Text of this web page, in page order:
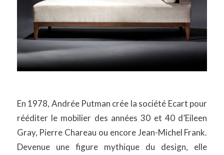
En 1978, Andrée Putman crée la société Ecart pour
rééditer le mobilier des années 30 et 40 d’Eileen
Gray, Pierre Chareau ou encore Jean-Michel Frank.
Devenue une figure mythique du design, elle